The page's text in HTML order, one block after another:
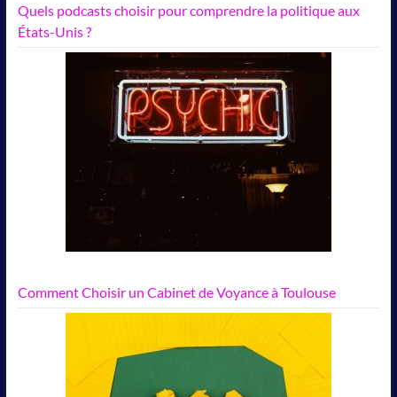
Quels podcasts choisir pour comprendre la politique aux
États-Unis ?
Comment Choisir un Cabinet de Voyance à Toulouse